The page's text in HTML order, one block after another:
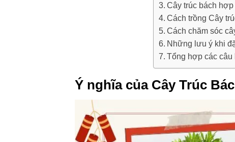
Cây trúc bách
Cách trồng Cây
Cách chăm sóc
Những lưu ý khi
Tổng hợp các
Ý nghĩa của Cây Trúc